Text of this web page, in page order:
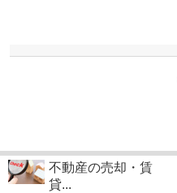
不動産の売却・賃
貸...